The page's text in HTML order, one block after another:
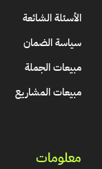
الأسئلة الشائعة
سياسة الضمان
مبيعات الجملة
مبيعات المشاريع
معلومات